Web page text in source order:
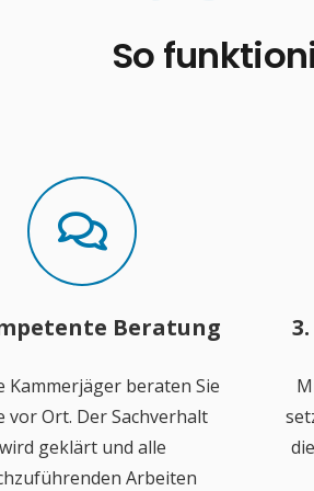
So
Beratung
Kammerjäger beraten Sie
vor Ort. Der Sachverhalt
wird geklärt und alle
Arbeiten